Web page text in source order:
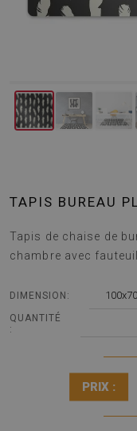
TAPIS BUREAU
Tapis de chaise de
chambre avec
DIMENSION:
QUANTITÉ
:
PRIX :